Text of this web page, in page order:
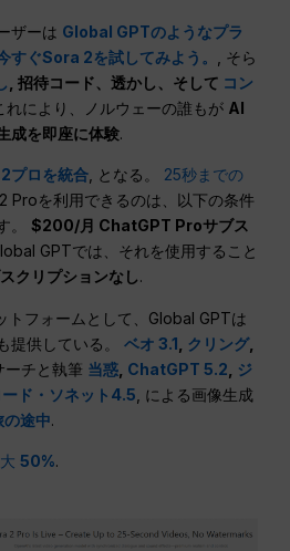
ザーは Global GPTのようなプラ
すぐSora 2を試してみよう。
, そら
, 招待コード、透かし、そして コン
れにより、ノルウェーの誰もが AI
成を即座に体験.
プロを統合, となる。 25秒までの
Proを利用できるのは、以下の条件
。$200/月 ChatGPT Proサブス
GPTでは、それを使用すること
クリプションなし.
トフォームとして、Global GPTは
提供している。ベオ 3.1 クリング,
ーチと執筆 当惑 ChatGPT 5.2
ジ
ード・ソネット4.5 , による画像生成
の途中.
50%.